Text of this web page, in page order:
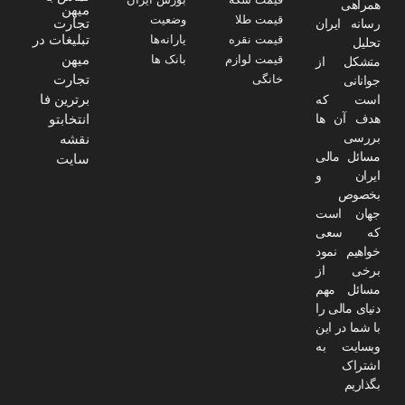
همراهی
رسانه ایران
تحلیل
متشکل از
جوانانی
است که
هدف آن ها
بررسی
مسائل مالی
ایران و
بخصوص
جهان است
که سعی
خواهیم نمود
برخی از
مسائل مهم
دنیای مالی را
با شما در این
وبسایت به
اشتراک
بگذاریم
قیمت طلا
قیمت نقره
قیمت لوازم
خانگی
وضعیت
یارانه‌ها
بانک ها
میهن
تجارت
تبلیغات در
میهن
تجارت
برترین فا
انتخابتو
نقشه
سایت